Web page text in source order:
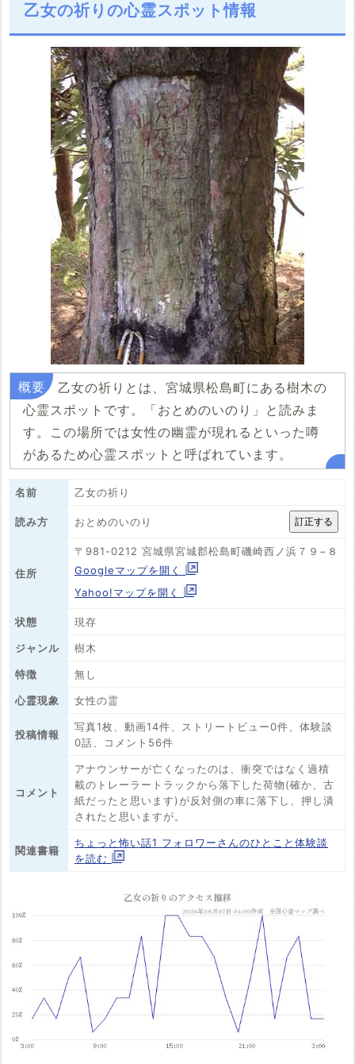
乙女の祈りの心霊スポット情報
乙女の祈りとは、宮城県松島町にある樹木の
心霊スポットです。「おとめのいのり」と読みま
す。この場所では女性の幽霊が現れるといった噂
があるため心霊スポットと呼ばれています。
名前 乙女の祈り
読み方 おとめのいのり
住所
〒981-0212 宮城県宮城郡松島町磯崎西ノ浜７９−８
Googleマップを開く
Yahoo!マップを開く
状態 現存
ジャンル 樹木
特徴 無し
心霊現象 女性の霊
投稿情報
写真1枚、動画14件、ストリートビュー0件、体験談
0話、コメント56件
コメント
アナウンサーが亡くなったのは、衝突ではなく過積
載のトレーラートラックから落下した荷物(確か、古
紙だったと思います)が反対側の車に落下し、押し潰
されたと思いますが。
関連書籍
ちょっと怖い話1 フォロワーさんのひとこと体験談
を読む